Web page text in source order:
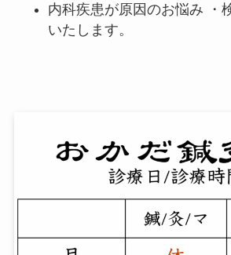
内科疾患が原因のお悩み ・
いたします。